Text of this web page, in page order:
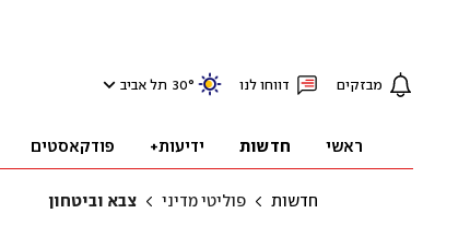
מבזקים דווחו לנו 30° תל אביב
ראשי חדשות ידיעות+ פודקאסטים
חדשות פוליטי מדיני צבא וביטחון